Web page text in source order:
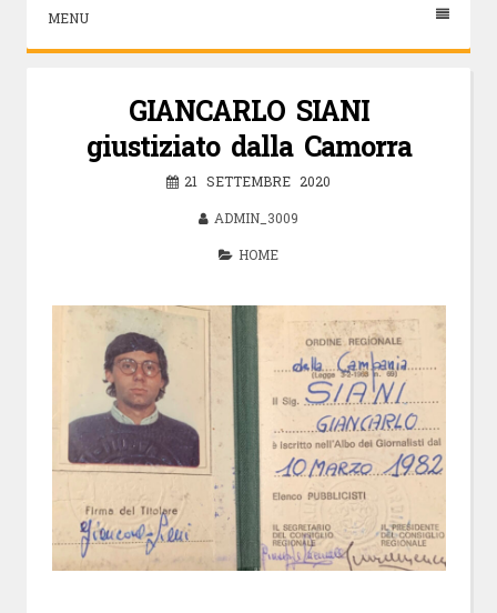
MENU
GIANCARLO SIANI
giustiziato dalla Camorra
21 SETTEMBRE 2020
ADMIN_3009
HOME